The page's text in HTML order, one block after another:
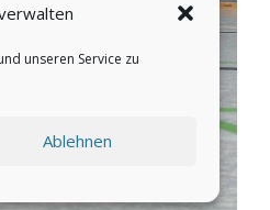
unseren Service zu
Ablehnen